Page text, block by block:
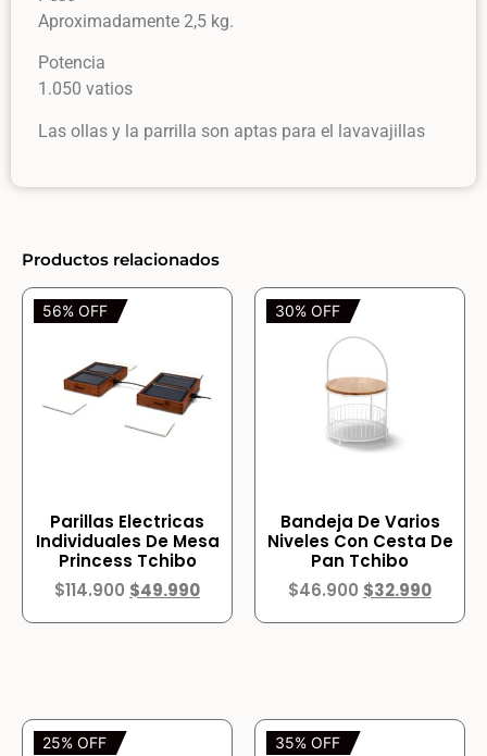
Aproximadamente 2,5 kg.
Potencia
1.050 vatios
Las ollas y la parrilla son aptas para el lavavajillas
Productos relacionados
56% OFF
Parillas Electricas
Individuales De Mesa
Princess Tchibo
$114.900 $49.990
30% OFF
Bandeja De Varios
Niveles Con Cesta De
Pan Tchibo
$46.900 $32.990
25% OFF 35% OFF